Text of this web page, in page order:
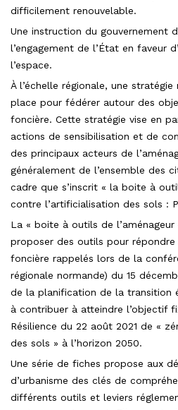
difficilement renouvelable.
Une instruction du gouvernement
l’engagement de l’État en faveur
l’espace.
À l’échelle régionale, une
place pour fédérer autour des
foncière. Cette stratégie vise en
actions de sensibilisation et de
des principaux acteurs de
généralement de l’ensemble des
cadre que s’inscrit « la boite à
contre l’artificialisation des sols :
La « boite à outils de
proposer des outils pour répondre
foncière rappelés lors de la
régionale normande) du 15
de la planification de la transition
à contribuer à atteindre l’objectif
Résilience du 22 août 2021 de «
des sols » à l’horizon 2050.
Une série de fiches propose aux
d’urbanisme des clés de
différents outils et leviers